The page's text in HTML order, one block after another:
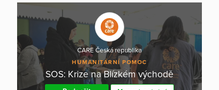
CARE Česká republika
HUMANITÁRNÍ POMOC
SOS: Krize na Blízkém východě